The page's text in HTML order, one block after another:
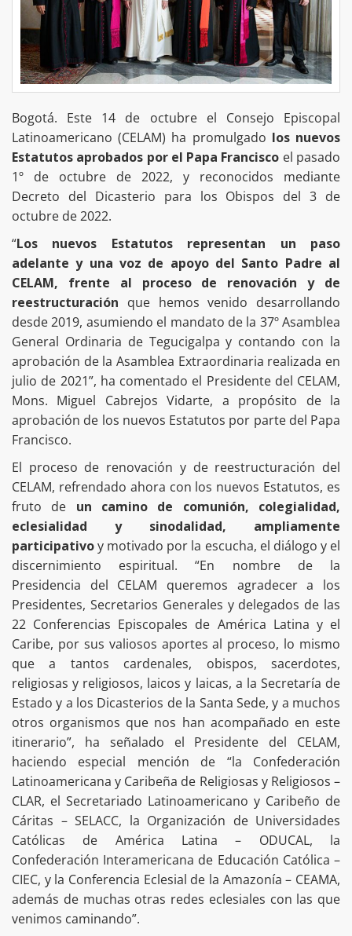
Bogotá. Este 14 de octubre el Consejo Episcopal
Latinoamericano (CELAM) ha promulgado los nuevos
Estatutos aprobados por el Papa Francisco el pasado
1º de octubre de 2022, y reconocidos mediante
Decreto del Dicasterio para los Obispos del 3 de
octubre de 2022.
“Los nuevos Estatutos representan un paso
adelante y una voz de apoyo del Santo Padre al
CELAM, frente al proceso de renovación y de
reestructuración que hemos venido desarrollando
desde 2019, asumiendo el mandato de la 37º Asamblea
General Ordinaria de Tegucigalpa y contando con la
aprobación de la Asamblea Extraordinaria realizada en
julio de 2021”, ha comentado el Presidente del CELAM,
Mons. Miguel Cabrejos Vidarte, a propósito de la
aprobación de los nuevos Estatutos por parte del Papa
Francisco.
El proceso de renovación y de reestructuración del
CELAM, refrendado ahora con los nuevos Estatutos, es
fruto de un camino de comunión, colegialidad,
eclesialidad y sinodalidad, ampliamente
participativoy motivado por la escucha, el diálogo y el
discernimiento espiritual. “En nombre de la
Presidencia del CELAM queremos agradecer a los
Presidentes, Secretarios Generales y delegados de las
22 Conferencias Episcopales de América Latina y el
Caribe, por sus valiosos aportes al proceso, lo mismo
que a tantos cardenales, obispos, sacerdotes,
religiosas y religiosos, laicos y laicas, a la Secretaría de
Estado y a los Dicasterios de la Santa Sede, y a muchos
otros organismos que nos han acompañado en este
itinerario”, ha señalado el Presidente del CELAM,
haciendo especial mención de “la Confederación
Latinoamericana y Caribeña de Religiosas y Religiosos –
CLAR, el Secretariado Latinoamericano y Caribeño de
Cáritas – SELACC, la Organización de Universidades
Católicas de América Latina – ODUCAL, la
Confederación Interamericana de Educación Católica –
CIEC, y la Conferencia Eclesial de la Amazonía – CEAMA,
además de muchas otras redes eclesiales con las que
venimos caminando”.